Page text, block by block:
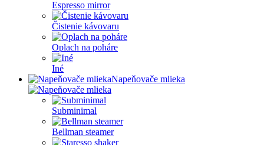
Espresso mirror
Čistenie kávovaru
Oplach na poháre
Iné
Napeňovače mlieka
Subminimal
Bellman steamer